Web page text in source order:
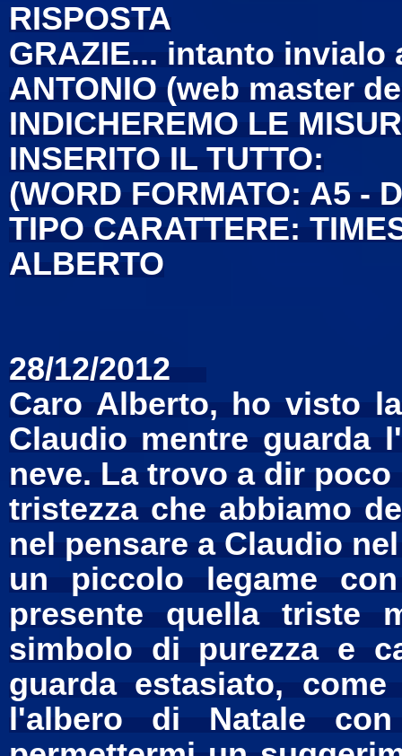
RISPOSTA
GRAZIE... intanto
ANTONIO (web master
INDICHEREMO LE
INSERITO IL TUTTO:
(WORD FORMATO: A5 -
TIPO CARATTERE:
ALBERTO
28/12/2012
Caro Alberto, ho visto
Claudio mentre guarda
neve. La trovo a dir
tristezza che abbiamo
nel pensare a Claudio
un piccolo legame
presente quella triste
simbolo di purezza e
guarda estasiato,
l'albero di Natale